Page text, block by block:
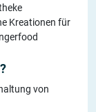
Kreationen für
von